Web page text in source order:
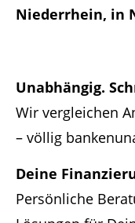
Niederrhein, in
Unabhängig.
Wir vergleichen
– völlig
Deine
Persönliche